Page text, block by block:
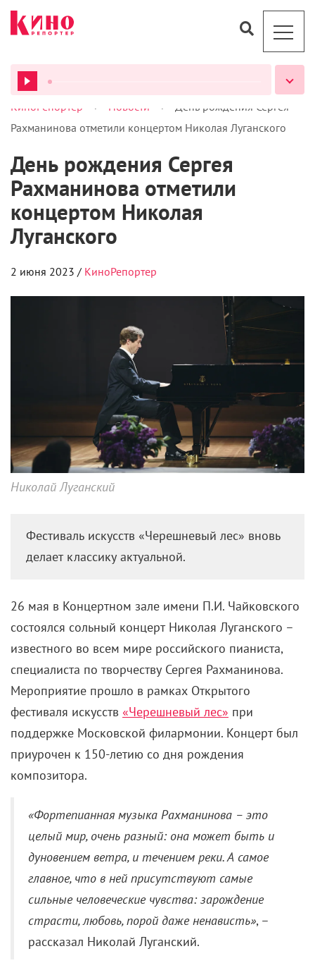
ВСЕ ПОДКАСТЫ
КиноРепортер > Новости >
День рождения Сергея
Рахманинова отметили концертом Николая Луганского
День рождения Сергея
Рахманинова отметили
концертом Николая
Луганского
2 июня 2023 / КиноРепортер
Николай Луганский
Фестиваль искусств «Черешневый лес» вновь
делает классику актуальной.
26 мая в Концертном зале имени П.И. Чайковского
состоялся сольный концерт Николая Луганского –
известного во всем мире российского пианиста,
специалиста по творчеству Сергея Рахманинова.
Мероприятие прошло в рамках Открытого
фестиваля искусств «Черешневый лес» при
поддержке Московской филармонии. Концерт был
приурочен к 150-летию со дня рождения
композитора.
«Фортепианная музыка Рахманинова – это
целый мир, очень разный: она может быть и
дуновением ветра, и течением реки. А самое
главное, что в ней присутствуют самые
сильные человеческие чувства: зарождение
страсти, любовь, порой даже ненависть», –
рассказал Николай Луганский.